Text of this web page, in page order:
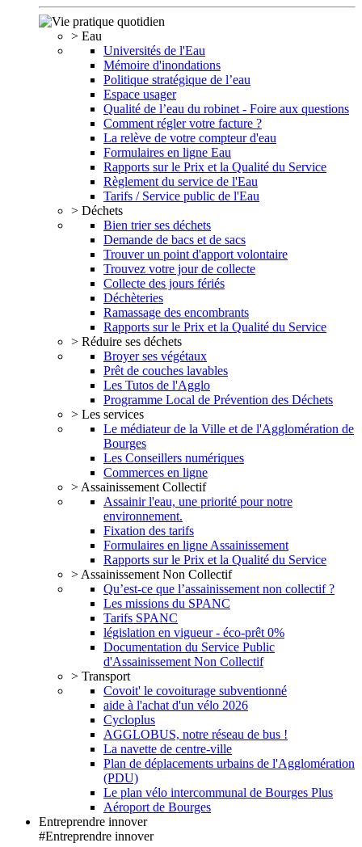
> Eau
Universités de l'Eau
Mémoire d'inondations
Politique stratégique de l’eau
Espace usager
Qualité de l’eau du robinet - Foire aux questions
Comment régler votre facture ?
La relève de votre compteur d'eau
Formulaires en ligne Eau
Rapports sur le Prix et la Qualité du Service
Règlement du service de l'Eau
Tarifs / Service public de l'Eau
> Déchets
Bien trier ses déchets
Demande de bacs et de sacs
Trouver un point d'apport volontaire
Trouvez votre jour de collecte
Collecte des jours fériés
Déchèteries
Ramassage des encombrants
Rapports sur le Prix et la Qualité du Service
> Réduire ses déchets
Broyer ses végétaux
Prêt de couches lavables
Les Tutos de l'Agglo
Programme Local de Prévention des Déchets
> Les services
Le médiateur de la Ville et de l'Agglomération de
Bourges
Les Conseillers numériques
Commerces en ligne
> Assainissement Collectif
Assainir l'eau, une priorité pour notre
environnement.
Fixation des tarifs
Formulaires en ligne Assainissement
Rapports sur le Prix et la Qualité du Service
> Assainissement Non Collectif
Qu’est-ce que l’assainissement non collectif ?
Les missions du SPANC
Tarifs SPANC
législation en vigueur - éco-prêt 0%
Documentation du Service Public
d'Assainissement Non Collectif
> Transport
Covoit' le covoiturage subventionné
aide à l'achat d'un vélo 2026
Cycloplus
AGGLOBUS, notre réseau de bus !
La navette de centre-ville
Plan de déplacements urbains de l'Agglomération
(PDU)
Le plan vélo intercommunal de Bourges Plus
Aéroport de Bourges
Entreprendre innover
#Entreprendre innover